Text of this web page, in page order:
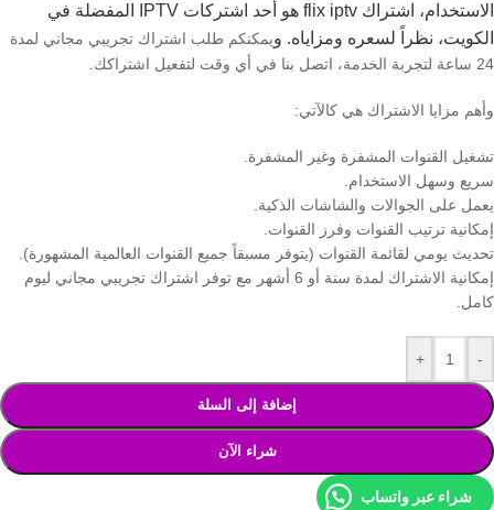
الاستخدام، اشتراك flix iptv هو أحد اشتركات IPTV المفضلة في
الكويت، نظراً لسعره ومزاياه. ويمكنكم طلب اشتراك تجريبي مجاني لمدة
24 ساعة لتجربة الخدمة، اتصل بنا في أي وقت لتفعيل اشتراكك.
وأهم مزايا الاشتراك هي كالآتي:
تشغيل القنوات المشفرة وغير المشفرة.
سريع وسهل الاستخدام.
يعمل على الجوالات والشاشات الذكية.
إمكانية ترتيب القنوات وفرز القنوات.
تحديث يومي لقائمة القنوات (يتوفر مسبقاً جميع القنوات العالمية المشهورة).
إمكانية الاشتراك لمدة سنة أو 6 أشهر مع توفر اشتراك تجريبي مجاني ليوم
كامل.
-
+
إضافة إلى السلة
شراء الآن
شراء عبر واتساب